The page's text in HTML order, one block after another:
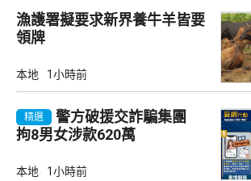
漁護署擬要求新界養牛羊皆要
領牌
本地 1小時前
精選
警方破援交詐騙集團
拘8男女涉款620萬
本地 1小時前